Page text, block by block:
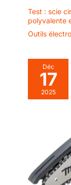
Test : scie
polyvalente
Outils
Déc
17
2025